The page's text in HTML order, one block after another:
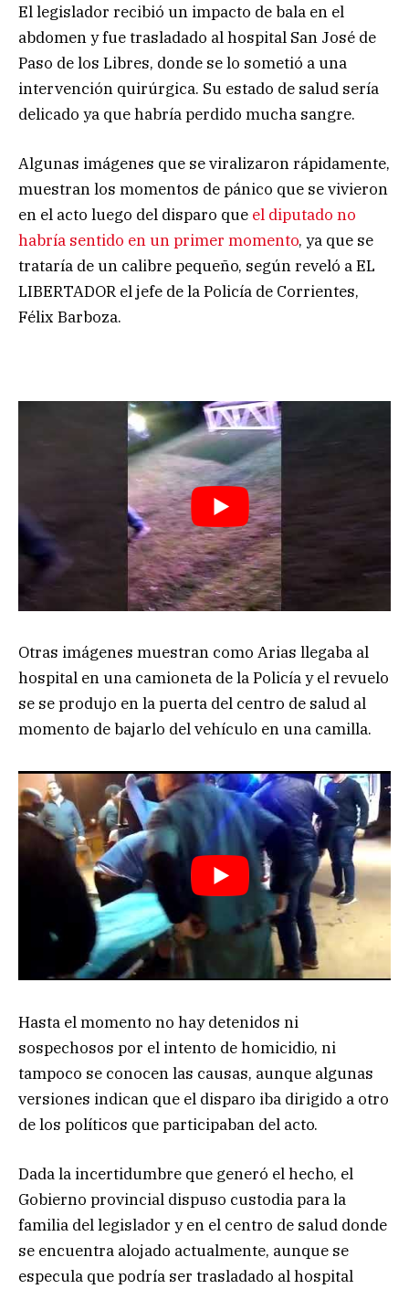
El legislador recibió un impacto de bala en el
abdomen y fue trasladado al hospital San José de
Paso de los Libres, donde se lo sometió a una
intervención quirúrgica. Su estado de salud sería
delicado ya que habría perdido mucha sangre.
Algunas imágenes que se viralizaron rápidamente,
muestran los momentos de pánico que se vivieron
en el acto luego del disparo que el diputado no
habría sentido en un primer momento, ya que se
trataría de un calibre pequeño, según reveló a EL
LIBERTADOR el jefe de la Policía de Corrientes,
Félix Barboza.
Otras imágenes muestran como Arias llegaba al
hospital en una camioneta de la Policía y el revuelo
se se produjo en la puerta del centro de salud al
momento de bajarlo del vehículo en una camilla.
Hasta el momento no hay detenidos ni
sospechosos por el intento de homicidio, ni
tampoco se conocen las causas, aunque algunas
versiones indican que el disparo iba dirigido a otro
de los políticos que participaban del acto.
Dada la incertidumbre que generó el hecho, el
Gobierno provincial dispuso custodia para la
familia del legislador y en el centro de salud donde
se encuentra alojado actualmente, aunque se
especula que podría ser trasladado al hospital